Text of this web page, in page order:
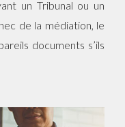
un Tribunal ou un
de la médiation, le
documents s’ils